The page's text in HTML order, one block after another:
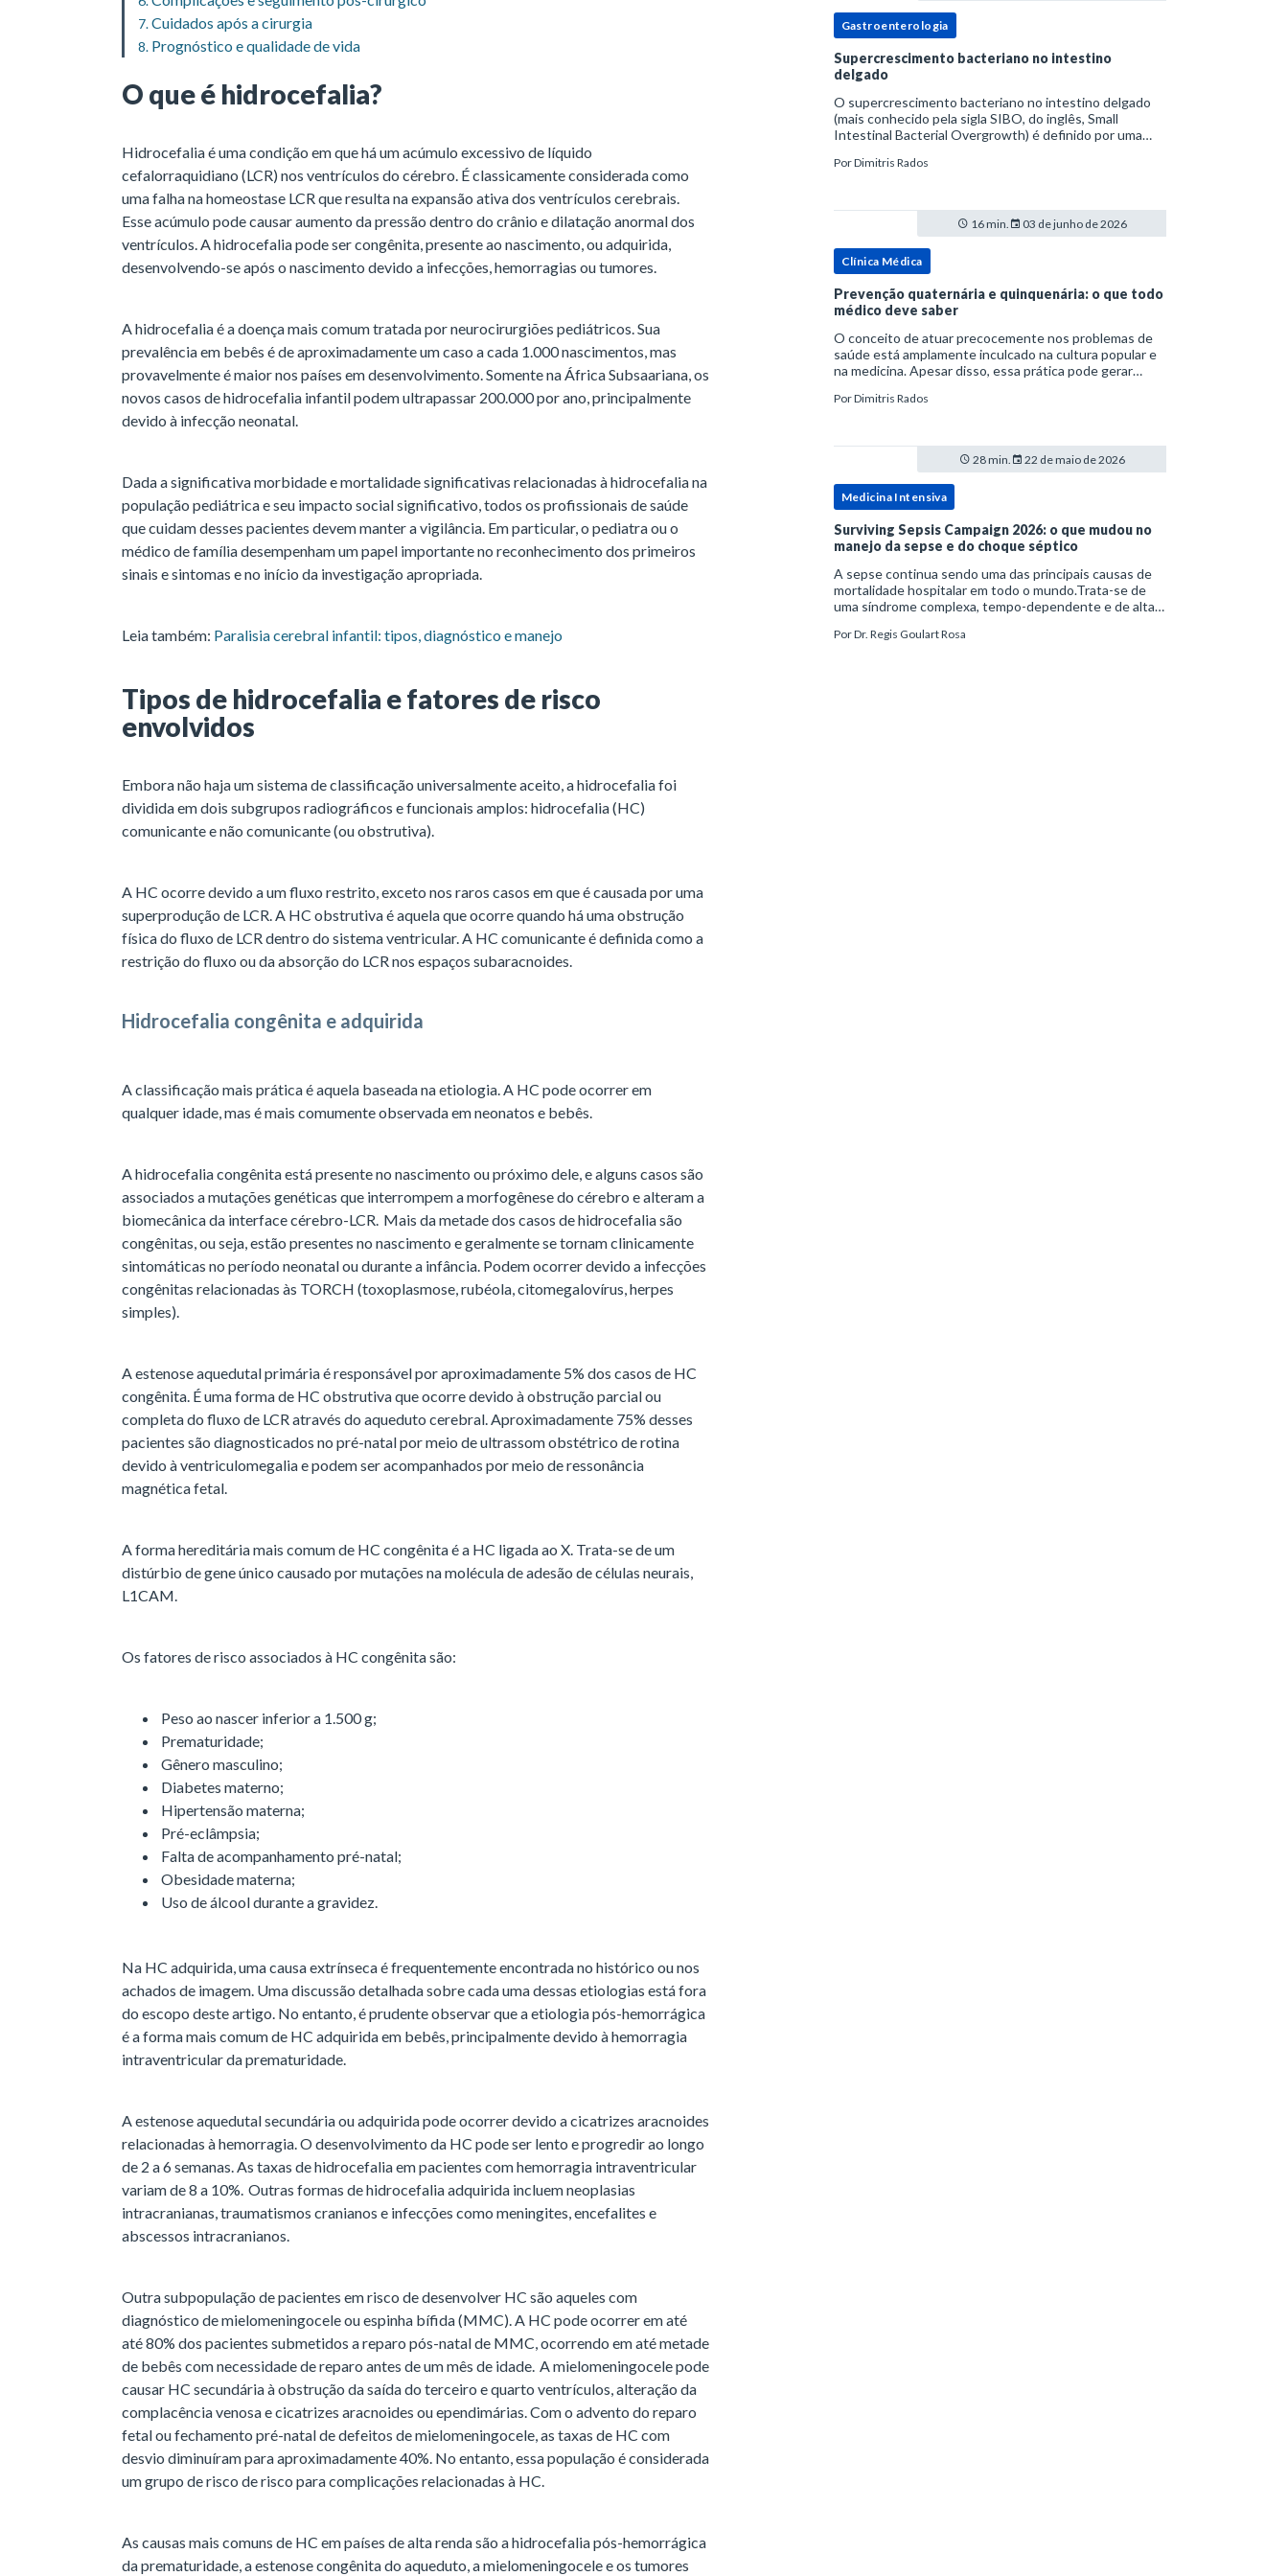
Cuidados após a cirurgia
Prognóstico e qualidade de vida
O que é hidrocefalia?
Hidrocefalia é uma condição em que há um acúmulo excessivo de líquido
cefalorraquidiano (LCR) nos ventrículos do cérebro. É classicamente considerada como
uma falha na homeostase LCR que resulta na expansão ativa dos ventrículos cerebrais.
Esse acúmulo pode causar aumento da pressão dentro do crânio e dilatação anormal dos
ventrículos. A hidrocefalia pode ser congênita, presente ao nascimento, ou adquirida,
desenvolvendo-se após o nascimento devido a infecções, hemorragias ou tumores.
A hidrocefalia é a doença mais comum tratada por neurocirurgiões pediátricos. Sua
prevalência em bebês é de aproximadamente um caso a cada 1.000 nascimentos, mas
provavelmente é maior nos países em desenvolvimento. Somente na África Subsaariana, os
novos casos de hidrocefalia infantil podem ultrapassar 200.000 por ano, principalmente
devido à infecção neonatal.
Dada a significativa morbidade e mortalidade significativas relacionadas à hidrocefalia na
população pediátrica e seu impacto social significativo, todos os profissionais de saúde
que cuidam desses pacientes devem manter a vigilância. Em particular, o pediatra ou o
médico de família desempenham um papel importante no reconhecimento dos primeiros
sinais e sintomas e no início da investigação apropriada.
Leia também: Paralisia cerebral infantil: tipos, diagnóstico e manejo
Tipos de hidrocefalia e fatores de risco
envolvidos
Embora não haja um sistema de classificação universalmente aceito, a hidrocefalia foi
dividida em dois subgrupos radiográficos e funcionais amplos: hidrocefalia (HC)
comunicante e não comunicante (ou obstrutiva).
A HC ocorre devido a um fluxo restrito, exceto nos raros casos em que é causada por uma
superprodução de LCR. A HC obstrutiva é aquela que ocorre quando há uma obstrução
física do fluxo de LCR dentro do sistema ventricular. A HC comunicante é definida como a
restrição do fluxo ou da absorção do LCR nos espaços subaracnoides.
Hidrocefalia congênita e adquirida
A classificação mais prática é aquela baseada na etiologia. A HC pode ocorrer em
qualquer idade, mas é mais comumente observada em neonatos e bebês.
A hidrocefalia congênita está presente no nascimento ou próximo dele, e alguns casos são
associados a mutações genéticas que interrompem a morfogênese do cérebro e alteram a
biomecânica da interface cérebro-LCR. Mais da metade dos casos de hidrocefalia são
congênitas, ou seja, estão presentes no nascimento e geralmente se tornam clinicamente
sintomáticas no período neonatal ou durante a infância. Podem ocorrer devido a infecções
congênitas relacionadas às TORCH (toxoplasmose, rubéola, citomegalovírus, herpes
simples).
A estenose aquedutal primária é responsável por aproximadamente 5% dos casos de HC
congênita. É uma forma de HC obstrutiva que ocorre devido à obstrução parcial ou
completa do fluxo de LCR através do aqueduto cerebral. Aproximadamente 75% desses
pacientes são diagnosticados no pré-natal por meio de ultrassom obstétrico de rotina
devido à ventriculomegalia e podem ser acompanhados por meio de ressonância
magnética fetal.
A forma hereditária mais comum de HC congênita é a HC ligada ao X. Trata-se de um
distúrbio de gene único causado por mutações na molécula de adesão de células neurais,
L1CAM.
Os fatores de risco associados à HC congênita são:
Peso ao nascer inferior a 1.500 g;
Prematuridade;
Gênero masculino;
Diabetes materno;
Hipertensão materna;
Pré-eclâmpsia;
Falta de acompanhamento pré-natal;
Obesidade materna;
Uso de álcool durante a gravidez.
Na HC adquirida, uma causa extrínseca é frequentemente encontrada no histórico ou nos
achados de imagem. Uma discussão detalhada sobre cada uma dessas etiologias está fora
do escopo deste artigo. No entanto, é prudente observar que a etiologia pós-hemorrágica
é a forma mais comum de HC adquirida em bebês, principalmente devido à hemorragia
intraventricular da prematuridade.
A estenose aquedutal secundária ou adquirida pode ocorrer devido a cicatrizes aracnoides
relacionadas à hemorragia. O desenvolvimento da HC pode ser lento e progredir ao longo
de 2 a 6 semanas. As taxas de hidrocefalia em pacientes com hemorragia intraventricular
variam de 8 a 10%. Outras formas de hidrocefalia adquirida incluem neoplasias
intracranianas, traumatismos cranianos e infecções como meningites, encefalites e
abscessos intracranianos.
Outra subpopulação de pacientes em risco de desenvolver HC são aqueles com
diagnóstico de mielomeningocele ou espinha bífida (MMC). A HC pode ocorrer em até
até 80% dos pacientes submetidos a reparo pós-natal de MMC, ocorrendo em até metade
de bebês com necessidade de reparo antes de um mês de idade. A mielomeningocele pode
causar HC secundária à obstrução da saída do terceiro e quarto ventrículos, alteração da
complacência venosa e cicatrizes aracnoides ou ependimárias. Com o advento do reparo
fetal ou fechamento pré-natal de defeitos de mielomeningocele, as taxas de HC com
desvio diminuíram para aproximadamente 40%. No entanto, essa população é considerada
um grupo de risco de risco para complicações relacionadas à HC.
As causas mais comuns de HC em países de alta renda são a hidrocefalia pós-hemorrágica
da prematuridade, a estenose congênita do aqueduto, a mielomeningocele e os tumores
Gastroenterologia
Supercrescimento bacteriano no intestino
delgado
O supercrescimento bacteriano no intestino delgado
(mais conhecido pela sigla SIBO, do inglês, Small
Intestinal Bacterial Overgrowth) é definido por uma
específica de disbiose do trato digestivo. P
PorDimitris Rados
16 min. 03 de junho de 2026
Clínica Médica
Prevenção quaternária e quinquenária: o que todo
médico deve saber
O conceito de atuar precocemente nos problemas de
saúde está amplamente inculcado na cultura popular e
na medicina. Apesar disso, essa prática pode gerar
tratamentos podem advir de prevenção excessiva
PorDimitris Rados
28 min. 22 de maio de 2026
Medicina Intensiva
Surviving Sepsis Campaign 2026: o que mudou no
manejo da sepse e do choque séptico
A sepse continua sendo uma das principais causas de
mortalidade hospitalar em todo o mundo.Trata-se de
uma síndrome complexa, tempo-dependente e de alta
manejo estruturado são determinantes para o desfe
PorDr. Regis Goulart Rosa